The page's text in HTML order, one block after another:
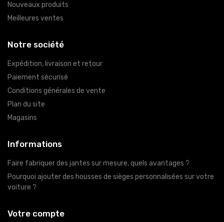
Nouveaux produits
Meilleures ventes
Notre société
Expédition, livraison et retour
Paiement sécurisé
Conditions générales de vente
Plan du site
Magasins
Informations
Faire fabriquer des jantes sur mesure, quels avantages ?
Pourquoi ajouter des housses de sièges personnalisées sur votre
voiture ?
Votre compte